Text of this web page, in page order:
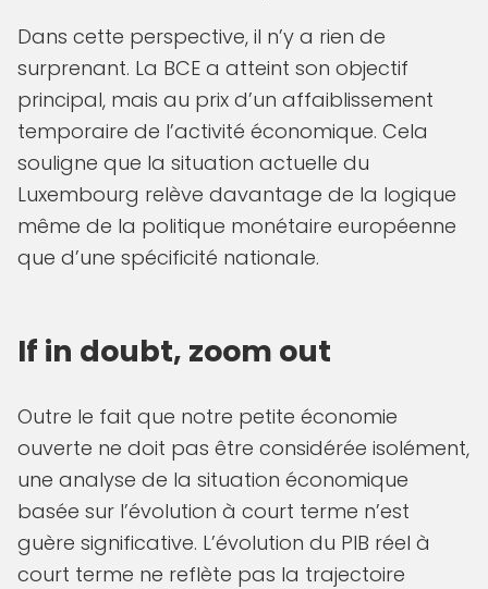
Dans cette perspective, il n’y a rien de
surprenant. La BCE a atteint son objectif
principal, mais au prix d’un affaiblissement
temporaire de l’activité économique. Cela
souligne que la situation actuelle du
Luxembourg relève davantage de la logique
même de la politique monétaire européenne
que d’une spécificité nationale.
If in doubt, zoom out
Outre le fait que notre petite économie
ouverte ne doit pas être considérée isolément,
une analyse de la situation économique
basée sur l’évolution à court terme n’est
guère significative. L’évolution du PIB réel à
court terme ne reflète pas la trajectoire